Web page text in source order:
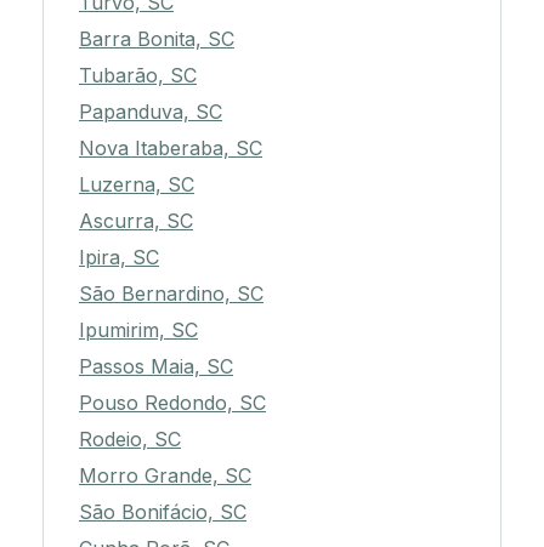
Barra Bonita, SC
Tubarão, SC
Papanduva, SC
Nova Itaberaba, SC
Luzerna, SC
Ascurra, SC
Ipira, SC
São Bernardino, SC
Ipumirim, SC
Passos Maia, SC
Pouso Redondo, SC
Rodeio, SC
Morro Grande, SC
São Bonifácio, SC